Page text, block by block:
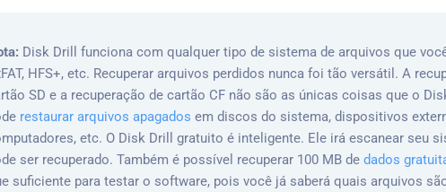
Disk Drill funciona com qualquer tipo de sistema de arquivos que você
HFS+, etc. Recuperar arquivos perdidos nunca foi tão versátil. A
SD e a recuperação de cartão CF não são as únicas coisas que o
restaurar arquivos apagados em discos do sistema, dispositivos
etc. O Disk Drill gratuito é inteligente. Ele irá escanear seu
ser recuperado. Também é possível recuperar 100 MB de dados
suficiente para testar o software, pois você já saberá quais arquivos